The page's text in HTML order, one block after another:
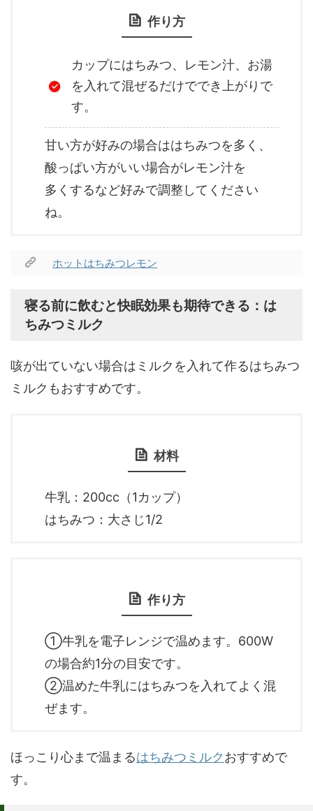
作り方
カップにはちみつ、レモン汁、お湯
を入れて混ぜるだけででき上がりで
す。
甘い方が好みの場合ははちみつを多く、
酸っぱい方がいい場合がレモン汁を
多くするなど好みで調整してください
ね。
ホットはちみつレモン
寝る前に飲むと快眠効果も期待できる：は
ちみつミルク
咳が出ていない場合はミルクを入れて作るはちみつ
ミルクもおすすめです。
材料
牛乳：200cc（1カップ）
はちみつ：大さじ1/2
作り方
①牛乳を電子レンジで温めます。600W
の場合約1分の目安です。
②温めた牛乳にはちみつを入れてよく混
ぜます。
ほっこり心まで温まるはちみつミルクおすすめで
す。